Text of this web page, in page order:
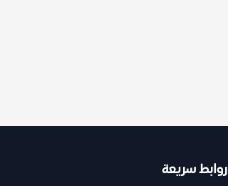
روابط سريعة